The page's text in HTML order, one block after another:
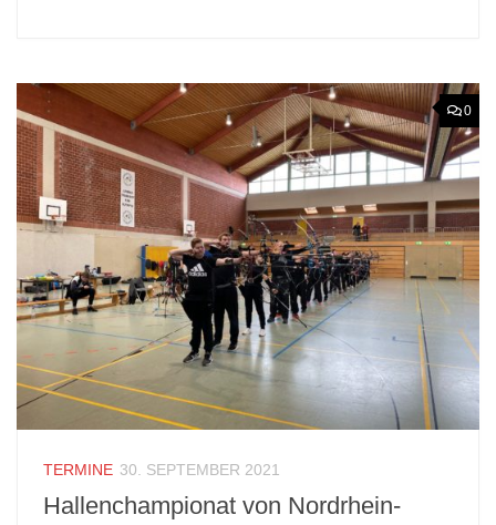
0
TERMINE 30. SEPTEMBER 2021
Hallenchampionat von Nordrhein-